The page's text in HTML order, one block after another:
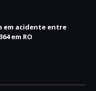
em acidente entre
em RO